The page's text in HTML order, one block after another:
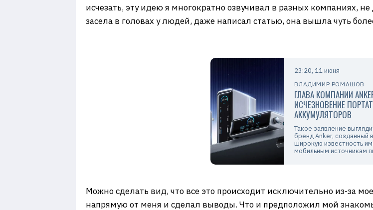
исчезать, эту идею я многократно озвучивал в разных компаниях,
засела в головах у людей, даже написал статью, она вышла чуть
23:20, 11 июня
ВЛАДИМИР РОМАШОВ
ГЛАВА КОМПАНИИ
ИСЧЕЗНОВЕНИЕ
АККУМУЛЯТОРОВ
Такое заявление
бренд Anker, созданный
широкую известность
мобильным источникам
Можно сделать вид, что все это происходит исключительно из-за
напрямую от меня и сделал выводы. Что и предположил мой